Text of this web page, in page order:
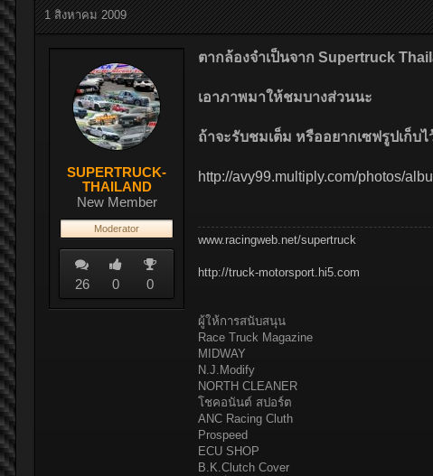
1 สิงหาคม 2009
SUPERTRUCK-
THAILAND
New Member
Moderator
26 0 0
ตากล้องจำเป็นจาก Supertruck
เอาภาพมาให้ชมบางส่วนนะ
ถ้าจะรับชมเต็ม หรืออยากเซฟรูปเก็บ
http://avy99.multiply.com/photos/
www.racingweb.net/supertruck
http://truck-motorsport.hi5.com
ผู้ให้การสนับสนุน
Race Truck Magazine
MIDWAY
N.J.Modify
NORTH CLEANER
โชคอนันต์ สปอร์ต
ANC Racing Cluth
Prospeed
ECU SHOP
B.K.Clutch Cover